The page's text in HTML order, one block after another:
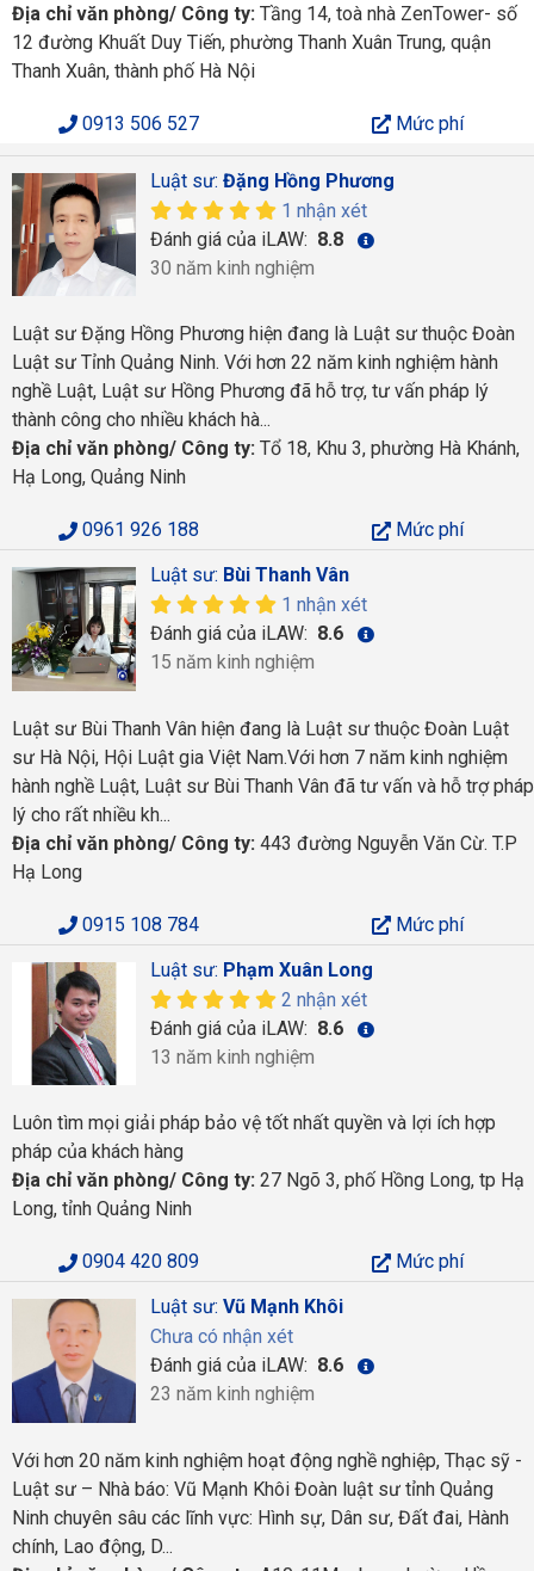
Địa chỉ văn phòng/ Công ty: Tầng 14, toà nhà ZenTower- số
12 đường Khuất Duy Tiến, phường Thanh Xuân Trung, quận
Thanh Xuân, thành phố Hà Nội
0913 506 527 Mức phí
Luật sư: Đặng Hồng Phương
1 nhận xét
Đánh giá của iLAW: 8.8
30 năm kinh nghiệm
Luật sư Đặng Hồng Phương hiện đang là Luật sư thuộc Đoàn
Luật sư Tỉnh Quảng Ninh. Với hơn 22 năm kinh nghiệm hành
nghề Luật, Luật sư Hồng Phương đã hỗ trợ, tư vấn pháp lý
thành công cho nhiều khách hà...
Địa chỉ văn phòng/ Công ty: Tổ 18, Khu 3, phường Hà Khánh,
Hạ Long, Quảng Ninh
0961 926 188
Mức phí
Luật sư: Bùi Thanh Vân
1 nhận xét
Đánh giá của iLAW: 8.6
15 năm kinh nghiệm
Luật sư Bùi Thanh Vân hiện đang là Luật sư thuộc Đoàn Luật
sư Hà Nội, Hội Luật gia Việt Nam.Với hơn 7 năm kinh nghiệm
hành nghề Luật, Luật sư Bùi Thanh Vân đã tư vấn và hỗ trợ pháp
lý cho rất nhiều kh...
Địa chỉ văn phòng/ Công ty: 443 đường Nguyễn Văn Cừ. T.P
Hạ Long
0915 108 784
Mức phí
Luật sư: Phạm Xuân Long
2 nhận xét
Đánh giá của iLAW: 8.6
13 năm kinh nghiệm
Luôn tìm mọi giải pháp bảo vệ tốt nhất quyền và lợi ích hợp
pháp của khách hàng
Địa chỉ văn phòng/ Công ty: 27 Ngõ 3, phố Hồng Long, tp Hạ
Long, tỉnh Quảng Ninh
0904 420 809
Mức phí
Luật sư: Vũ Mạnh Khôi
Chưa có nhận xét
Đánh giá của iLAW: 8.6
23 năm kinh nghiệm
Với hơn 20 năm kinh nghiệm hoạt động nghề nghiệp, Thạc sỹ -
Luật sư – Nhà báo: Vũ Mạnh Khôi Đoàn luật sư tỉnh Quảng
Ninh chuyên sâu các lĩnh vực: Hình sự, Dân sư, Đất đai, Hành
chính, Lao động, D...